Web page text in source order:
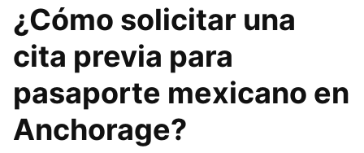
¿Cómo solicitar una
cita previa para
pasaporte mexicano en
Anchorage?